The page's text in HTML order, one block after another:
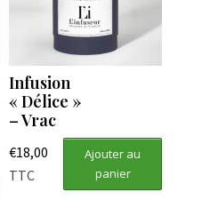
Infusion
« Délice »
– Vrac
€18,00
TTC
Ajouter au
panier